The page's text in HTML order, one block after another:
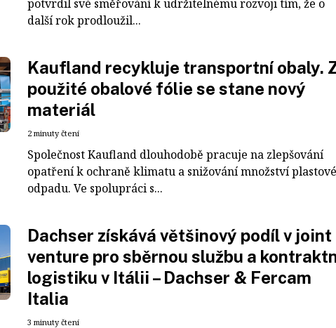
potvrdil své směřování k udržitelnému rozvoji tím, že o
další rok prodloužil...
Kaufland recykluje transportní obaly.
použité obalové fólie se stane nový
materiál
2 minuty čtení
Společnost Kaufland dlouhodobě pracuje na zlepšování
opatření k ochraně klimatu a snižování množství
odpadu. Ve spolupráci s...
Dachser získává většinový podíl v joint
venture pro sběrnou službu a
logistiku v Itálii – Dachser & Fercam
Italia
3 minuty čtení